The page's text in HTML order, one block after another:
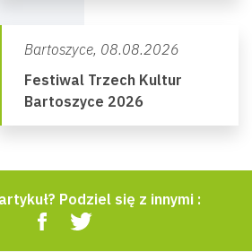
Bartoszyce, 08.08.2026
Festiwal Trzech Kultur
Bartoszyce 2026
Podziel się z innymi :